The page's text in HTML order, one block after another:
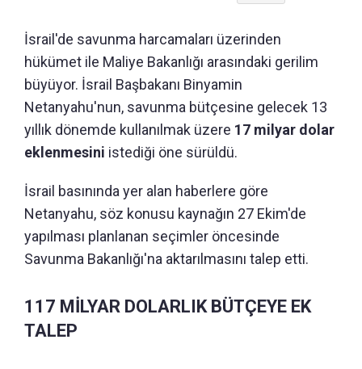
İsrail'de savunma harcamaları üzerinden
hükümet ile Maliye Bakanlığı arasındaki gerilim
büyüyor. İsrail Başbakanı Binyamin
Netanyahu'nun, savunma bütçesine gelecek 13
yıllık dönemde kullanılmak üzere 17 milyar dolar
eklenmesini istediği öne sürüldü.
İsrail basınında yer alan haberlere göre
Netanyahu, söz konusu kaynağın 27 Ekim'de
yapılması planlanan seçimler öncesinde
Savunma Bakanlığı'na aktarılmasını talep etti.
117 MİLYAR DOLARLIK BÜTÇEYE EK
TALEP